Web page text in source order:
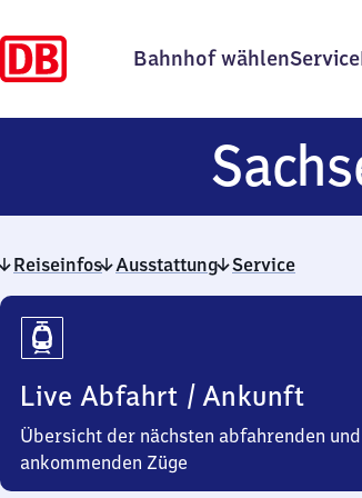
Bahnhof wählenService
Reiseinfos Ausstattung Service
Reiseinfos
Live Abfahrt / Ankunft
Übersicht der nächsten abfahrenden und
ankommenden Züge